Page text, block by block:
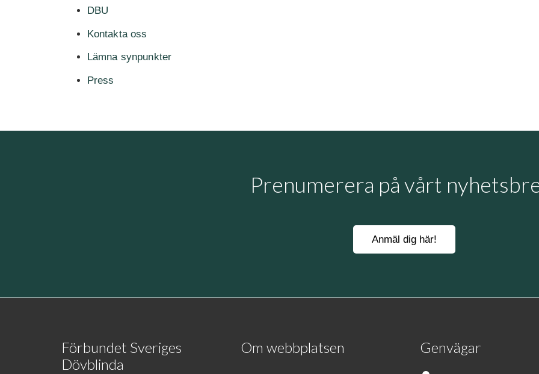
DBU
Kontakta oss
Lämna synpunkter
Press
Prenumerera på vårt
Anmäl dig här!
Förbundet Sveriges
Dövblinda
Om webbplatsen Genvägar